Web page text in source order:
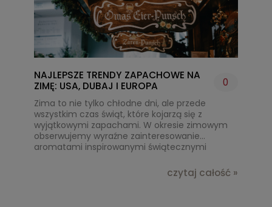
NAJLEPSZE TRENDY ZAPACHOWE NA
ZIMĘ: USA, DUBAJ I EUROPA
0
Zima to nie tylko chłodne dni, ale przede
wszystkim czas świąt, które kojarzą się z
wyjątkowymi zapachami. W okresie zimowym
obserwujemy wyraźne zainteresowanie
aromatami inspirowanymi świątecznymi
jakie zapachy będą rządzić w tym magicznym
czytaj całość »